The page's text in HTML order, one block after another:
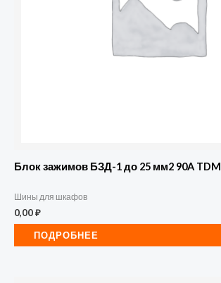
Блок зажимов БЗД-1 до 25 мм2 90A TDM
Шины для шкафов
0,00₽
ПОДРОБНЕЕ